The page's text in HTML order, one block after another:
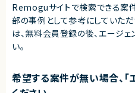
Remoguサイトで検索できる案
部の事例として参考にしていただ
は、無料会員登録の後、エージ
い。
希望する案件が無い場合、「